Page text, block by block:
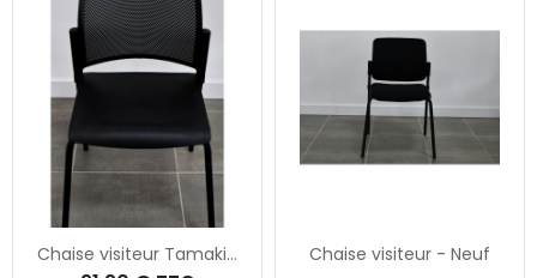
Chaise visiteur Tamaki...
Chaise visiteur - Neuf